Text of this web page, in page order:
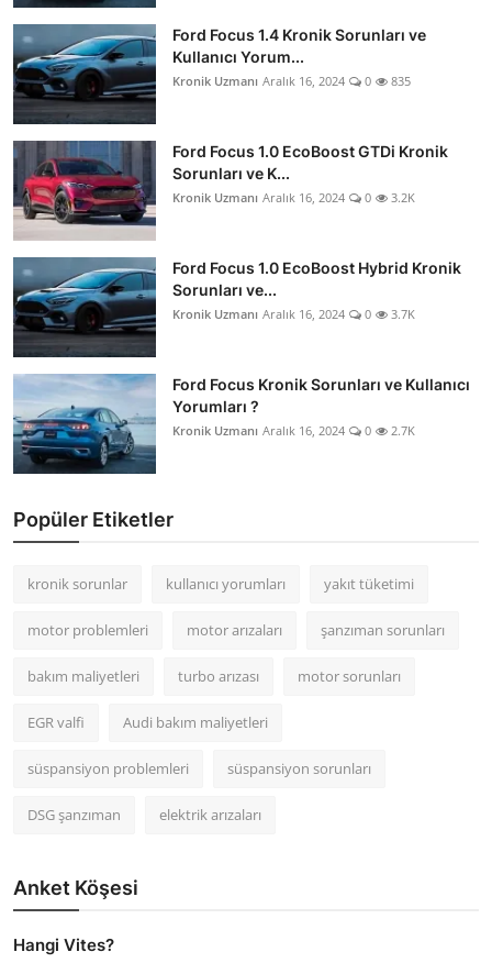
Ford Focus 1.4 Kronik Sorunları ve
Kullanıcı Yorum...
Kronik Uzmanı Aralık 16, 2024 0 835
Ford Focus 1.0 EcoBoost GTDi Kronik
Sorunları ve K...
Kronik Uzmanı Aralık 16, 2024 0 3.2K
Ford Focus 1.0 EcoBoost Hybrid Kronik
Sorunları ve...
Kronik Uzmanı Aralık 16, 2024 0 3.7K
Ford Focus Kronik Sorunları ve Kullanıcı
Yorumları ?
Kronik Uzmanı Aralık 16, 2024 0 2.7K
Popüler Etiketler
kronik sorunlar kullanıcı yorumları yakıt tüketimi
motor problemleri motor arızaları şanzıman sorunları
bakım maliyetleri turbo arızası motor sorunları
EGR valfi Audi bakım maliyetleri
süspansiyon problemleri süspansiyon sorunları
DSG şanzıman elektrik arızaları
Anket Köşesi
Hangi Vites?